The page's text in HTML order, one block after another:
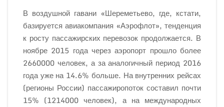
В воздушной гавани «Шереметьево, где, кстати,
базируется авиакомпания «Аэрофлот», тенденция
к росту пассажирских перевозок продолжается. В
ноябре 2015 года через аэропорт прошло более
2660000 человек, а за аналогичный период 2016
года уже на 14.6% больше. На внутренних рейсах
(регионы России) пассажиропоток составил почти
15% (1214000 человек), а на международных